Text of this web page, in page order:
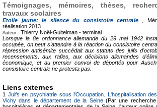
Témoignages, mémoires, thèses,
travaux scolaires
Etoile jaune: le silence du consistoire centrale,
réalisation 2013
Auteur : Thierry Noël-Guitelman - terminal
Lorsque la 8e ordonnance allemande du 29 mai 1942
occupée, on peut s'attendre à la réaction du consistoire
répression antisémite succédait aux statuts des juifs
recensements, aux rafles, aux décisions allemandes
économique, et au premier convoi de déportés pour
consistoire centrale ne protesta pas.
Liens externes
1 Juifs en psychiatrie sous l'Occupation. L'hospitalisation
Vichy dans le département de la Seine (Par une